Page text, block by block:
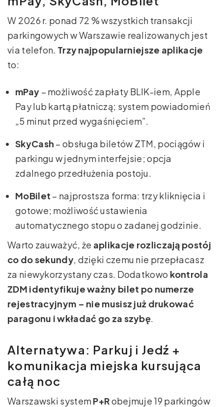
W 2026 r. ponad 72 % wszystkich transakcji
parkingowych w Warszawie realizowanych jest
via telefon. Trzy najpopularniejsze aplikacje
to:
mPay – możliwość zapłaty BLIK-iem, Apple
Pay lub kartą płatniczą; system powiadomień
„5 minut przed wygaśnięciem”.
SkyCash – obsługa biletów ZTM, pociągów i
parkingu w jednym interfejsie; opcja
zdalnego przedłużenia postoju.
MoBilet – najprostsza forma: trzy kliknięcia i
gotowe; możliwość ustawienia
automatycznego stopu o zadanej godzinie.
Warto zauważyć, że aplikacje rozliczają postój
co do sekundy, dzięki czemu nie przepłacasz
za niewykorzystany czas. Dodatkowo kontrola
ZDM identyfikuje ważny bilet po numerze
rejestracyjnym – nie musisz już drukować
paragonu i wkładać go za szybę.
Alternatywa: Parkuj i Jedź +
komunikacja miejska kursująca
całą noc
Warszawski systemP+Robejmuje 19 parkingów